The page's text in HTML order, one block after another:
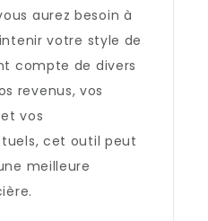
aurez besoin à
votre style de
compte de divers
revenus, vos
vos
cet outil peut
meilleure